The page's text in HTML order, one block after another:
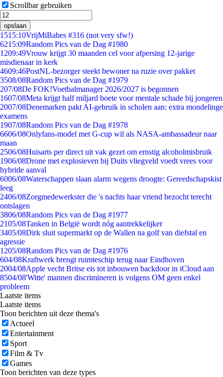
Scrollbar gebruiken
opslaan
1515:10VrijMiBabes #316 (not very sfw!)
6215:09Random Pics van de Dag #1980
1209:49Vrouw krijgt 30 maanden cel voor afpersing 12-jarige
misdienaar in kerk
4609:46PostNL-bezorger steekt bewoner na ruzie over pakket
3508/08Random Pics van de Dag #1979
207/08De FOK!Voetbalmanager 2026/2027 is begonnen
1607/08Meta krijgt half miljard boete voor mentale schade bij jongeren
2007/08Denemarken pakt AI-gebruik in scholen aan: extra mondelinge
examens
1907/08Random Pics van de Dag #1978
6606/08Onlyfans-model met G-cup wil als NASA-ambassadeur naar
maan
2506/08Huisarts per direct uit vak gezet om ernstig alcoholmisbruik
1906/08Drone met explosieven bij Duits vliegveld voedt vrees voor
hybride aanval
6006/08Waterschappen slaan alarm wegens droogte: Gereedschapskist
leeg
2406/08Zorgmedewerkster die 's nachts haar vriend bezocht terecht
ontslagen
3806/08Random Pics van de Dag #1977
2105/08Tanken in België wordt nóg aantrekkelijker
3405/08Dirk sluit supermarkt op de Wallen na golf van diefstal en
agressie
1205/08Random Pics van de Dag #1976
604/08Kraftwerk brengt ruimteschip terug naar Eindhoven
2004/08Apple vecht Britse eis tot inbouwen backdoor in iCloud aan
8504/08'Witte' mannen discrimineren is volgens OM geen enkel
probleem
Laatste items
Laatste items
Toon berichten uit deze thema's
Actueel
Entertainment
Sport
Film & Tv
Games
Toon berichten van deze types